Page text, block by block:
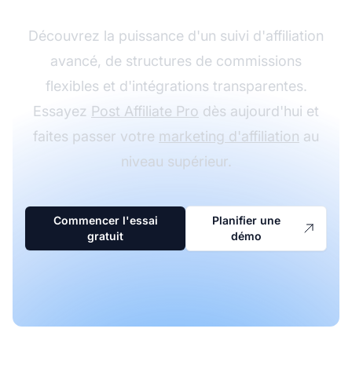
Découvrez la puissance d'un suivi d'affiliation
avancé, de structures de commissions
flexibles et d'intégrations transparentes.
Essayez Post Affiliate Pro dès aujourd'hui et
faites passer votre marketing d'affiliation au
niveau supérieur.
Commencer l'essai
gratuit
Planifier une
démo